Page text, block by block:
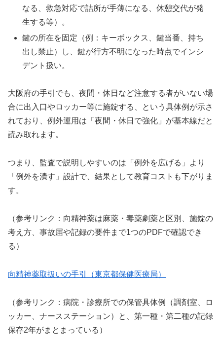
なる、救急対応で詰所が手薄になる、休憩交代が発
生する等）。
鍵の所在を固定（例：キーボックス、鍵当番、持ち
出し禁止）し、鍵が行方不明になった時点でインシ
デント扱い。
大阪府の手引でも、夜間・休日など注意する者がいない場
合に出入口やロッカー等に施錠する、という具体例が示さ
れており、例外運用は「夜間・休日で強化」が基本線だと
読み取れます。
つまり、監査で説明しやすいのは「例外を広げる」より
「例外を潰す」設計で、結果として教育コストも下がりま
す。
（参考リンク：向精神薬は麻薬・毒薬劇薬と区別、施錠の
考え方、事故届や記録の要件まで1つのPDFで確認でき
る）
向精神薬取扱いの手引（東京都保健医療局）
（参考リンク：病院・診療所での保管具体例（調剤室、ロ
ッカー、ナースステーション）と、第一種・第二種の記録
保存2年がまとまっている）